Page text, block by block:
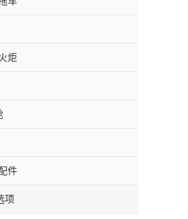
炬
件
项